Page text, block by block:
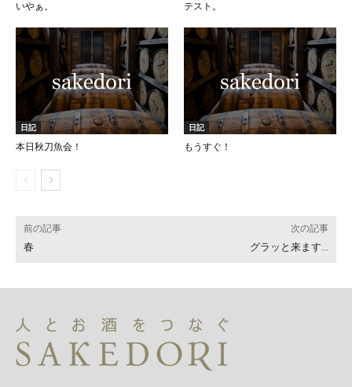
いやぁ。
テスト。
日記
本日秋刀魚会！
日記
もうすぐ！
前の記事
春
次の記事
グラッと来ます…